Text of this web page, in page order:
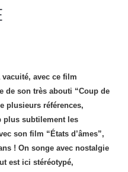
avec ce film
de son très abouti “Coup de
plusieurs références,
plus subtilement les
son film “États d’âmes”,
! On songe avec nostalgie
est ici stéréotypé,